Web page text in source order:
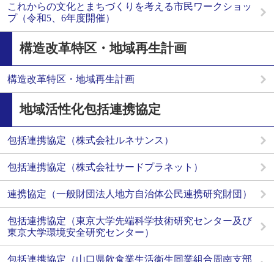
これからの文化とまちづくりを考える市民ワークショッ
プ（令和5、6年度開催）
構造改革特区・地域再生計画
構造改革特区・地域再生計画
地域活性化包括連携協定
包括連携協定（株式会社ルネサンス）
包括連携協定（株式会社サードプラネット）
連携協定（一般財団法人地方自治体公民連携研究財団）
包括連携協定（東京大学先端科学技術研究センター及び
東京大学環境安全研究センター）
包括連携協定（山口県飲食業生活衛生同業組合周南支部